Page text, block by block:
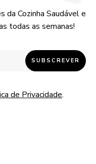
da Cozinha Saudável e
todas as semanas!
de Privacidade.